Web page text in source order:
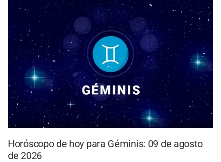
Horóscopo de hoy para Géminis: 09 de agosto
de 2026